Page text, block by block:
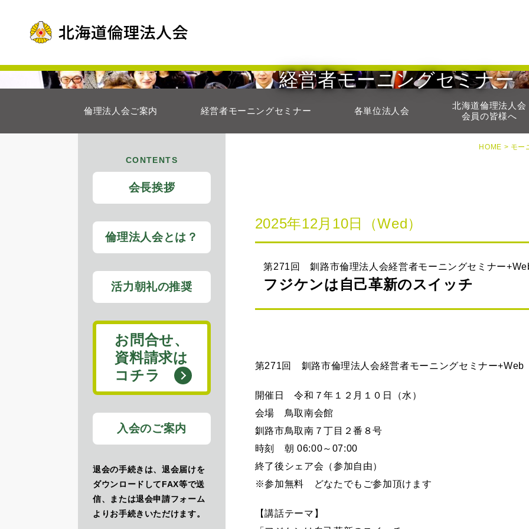
経営者モーニングセミナー
倫理法人会ご案内 経営者モーニングセミナー 各単位法人会
北海道倫理法人会
会員の皆様へ
HOME > モー
2025年12月10日（Wed）
第271回 釧路市倫理法人会経営者モーニングセミナー
フジケンは自己革新のスイッチ
第271回 釧路市倫理法人会経営者モーニングセミナー+Web
開催日 令和７年１２月１０日（水）
会場 鳥取南会館
釧路市鳥取南７丁目２番８号
時刻 朝 06:00～07:00
終了後シェア会（参加自由）
※参加無料 どなたでもご参加頂けます
【講話テーマ】
CONTENTS
会長挨拶
倫理法人会とは？
活力朝礼の推奨
お問合せ、
資料請求は
コチラ
入会のご案内
退会の手続きは、退会届けを
ダウンロードしてFAX等で送
信、または退会申請フォーム
よりお手続きいただけます。